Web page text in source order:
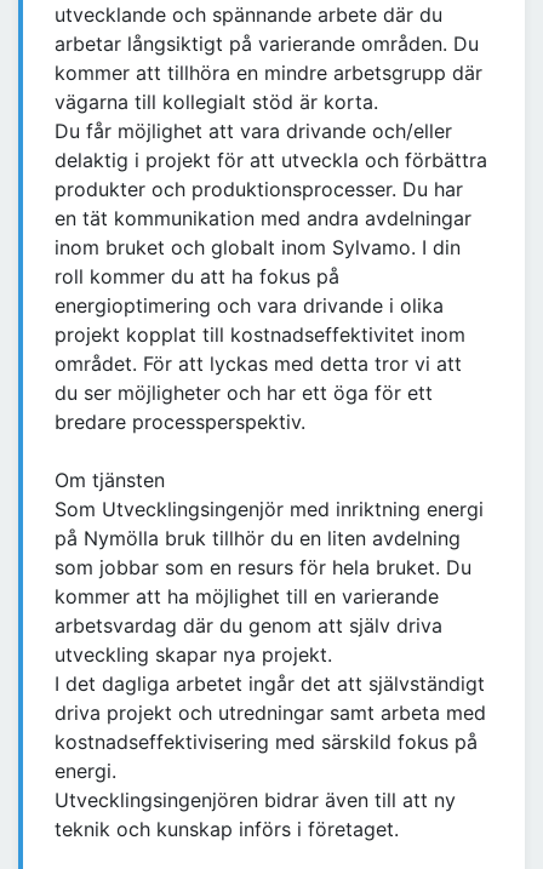
utvecklande och spännande arbete där du
arbetar långsiktigt på varierande områden. Du
kommer att tillhöra en mindre arbetsgrupp där
vägarna till kollegialt stöd är korta.
Du får möjlighet att vara drivande och/eller
delaktig i projekt för att utveckla och förbättra
produkter och produktionsprocesser. Du har
en tät kommunikation med andra avdelningar
inom bruket och globalt inom Sylvamo. I din
roll kommer du att ha fokus på
energioptimering och vara drivande i olika
projekt kopplat till kostnadseffektivitet inom
området. För att lyckas med detta tror vi att
du ser möjligheter och har ett öga för ett
bredare processperspektiv.
Om tjänsten
Som Utvecklingsingenjör med inriktning energi
på Nymölla bruk tillhör du en liten avdelning
som jobbar som en resurs för hela bruket. Du
kommer att ha möjlighet till en varierande
arbetsvardag där du genom att själv driva
utveckling skapar nya projekt.
I det dagliga arbetet ingår det att självständigt
driva projekt och utredningar samt arbeta med
kostnadseffektivisering med särskild fokus på
energi.
Utvecklingsingenjören bidrar även till att ny
teknik och kunskap införs i företaget.